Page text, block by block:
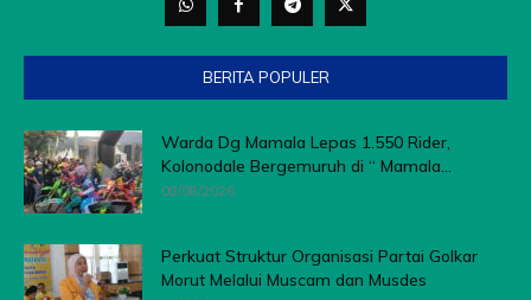
BERITA POPULER
Warda Dg Mamala Lepas 1.550 Rider,
Kolonodale Bergemuruh di “ Mamala...
08/08/2026
Perkuat Struktur Organisasi Partai Golkar
Morut Melalui Muscam dan Musdes